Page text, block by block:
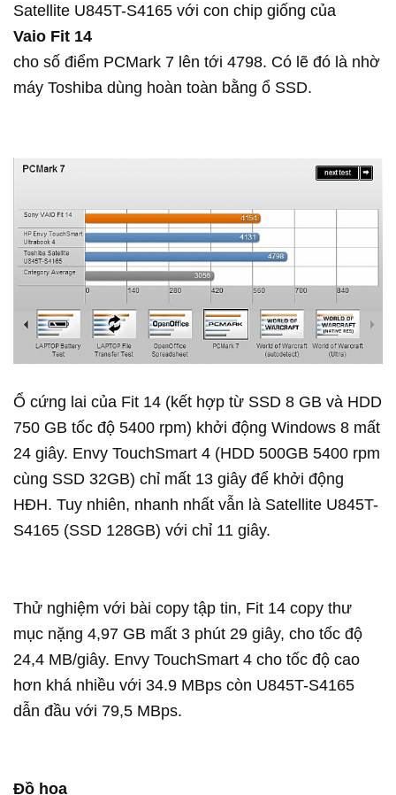
Satellite U845T-S4165 với con chip giống của
Vaio Fit 14
cho số điểm PCMark 7 lên tới 4798. Có lẽ đó là nhờ
máy Toshiba dùng hoàn toàn bằng ổ SSD.
Ổ cứng lai của Fit 14 (kết hợp từ SSD 8 GB và HDD
750 GB tốc độ 5400 rpm) khởi động Windows 8 mất
24 giây. Envy TouchSmart 4 (HDD 500GB 5400 rpm
cùng SSD 32GB) chỉ mất 13 giây để khởi động
HĐH. Tuy nhiên, nhanh nhất vẫn là Satellite U845T-
S4165 (SSD 128GB) với chỉ 11 giây.
Thử nghiệm với bài copy tập tin, Fit 14 copy thư
mục nặng 4,97 GB mất 3 phút 29 giây, cho tốc độ
24,4 MB/giây. Envy TouchSmart 4 cho tốc độ cao
hơn khá nhiều với 34.9 MBps còn U845T-S4165
dẫn đầu với 79,5 MBps.
Đồ họa